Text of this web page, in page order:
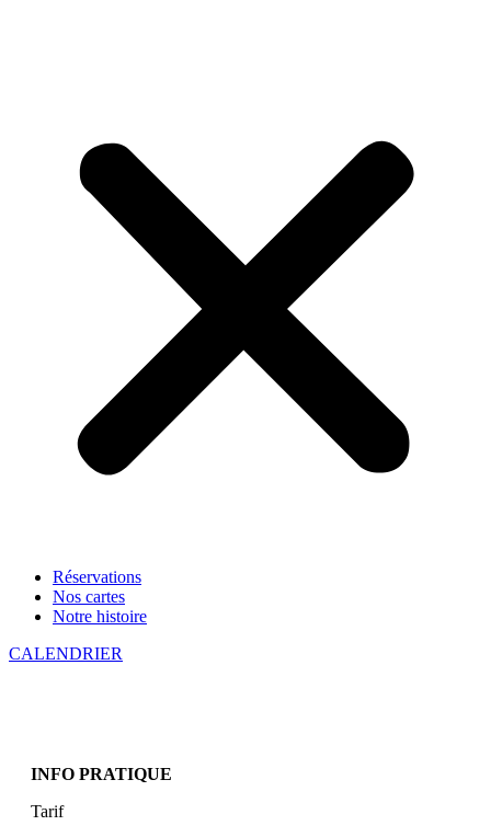
Réservations
Nos cartes
Notre histoire
CALENDRIER
INFO PRATIQUE
Tarif